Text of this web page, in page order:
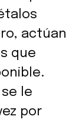
actúan
que
le
por